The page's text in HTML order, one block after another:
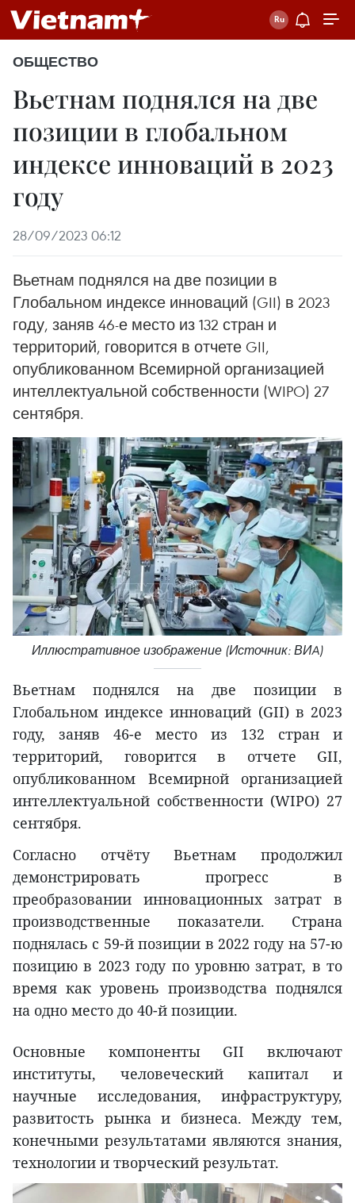
ОБЩЕСТВО
Вьетнам поднялся на две
позиции в глобальном
индексе инноваций в 2023
году
28/09/2023 06:12
Вьетнам поднялся на две позиции в
Глобальном индексе инноваций (GII) в 2023
году, заняв 46-е место из 132 стран и
территорий, говорится в отчете GII,
опубликованном Всемирной организацией
интеллектуальной собственности (WIPO) 27
сентября.
Иллюстративное изображение (Источник: ВИA)
Вьетнам поднялся на две позиции в
Глобальном индексе инноваций (GII) в 2023
году, заняв 46-е место из 132 стран и
территорий, говорится в отчете GII,
опубликованном Всемирной организацией
интеллектуальной собственности (WIPO) 27
сентября.
Согласно отчёту Вьетнам продолжил
демонстрировать прогресс в
преобразовании инновационных затрат в
производственные показатели. Страна
поднялась с 59-й позиции в 2022 году на 57-ю
позицию в 2023 году по уровню затрат, в то
время как уровень производства поднялся
на одно место до 40-й позиции.
Основные компоненты GII включают
институты, человеческий капитал и
научные исследования, инфраструктуру,
развитость рынка и бизнеса. Между тем,
конечными результатами являются знания,
технологии и творческий результат.